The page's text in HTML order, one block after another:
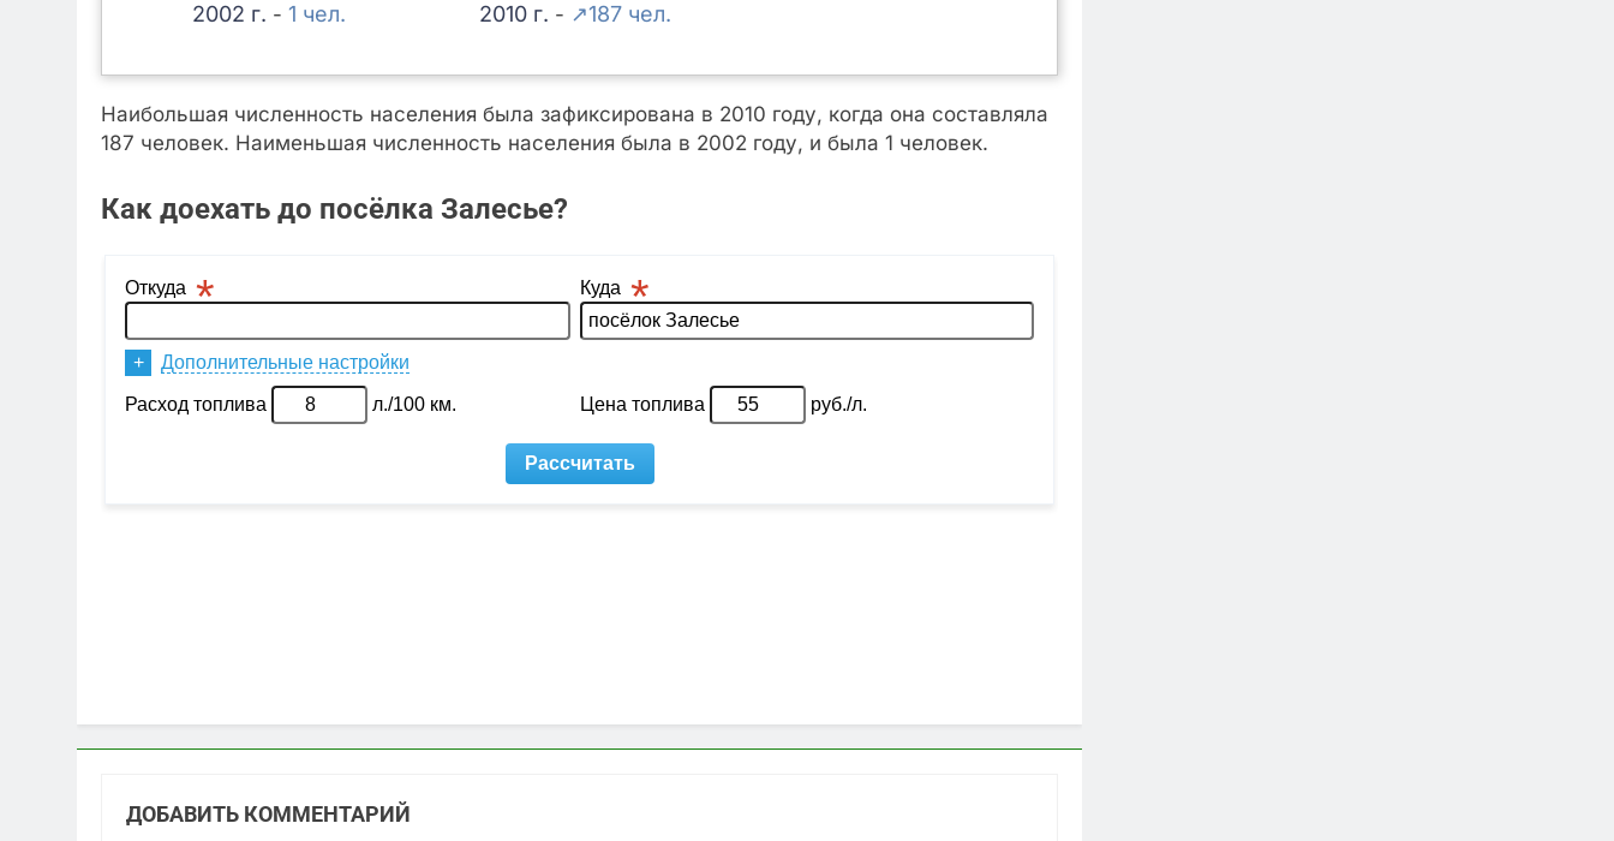
2002 -1 2010 - ↗187
Наибольшая численность населения была зафиксирована в 2010 году, когда она составляла
187 человек. Наименьшая численность населения была в 2002 году, и была 1 человек.
Как доехать до посёлка Залесье?
ДОБАВИТЬ КОММЕНТАРИЙ